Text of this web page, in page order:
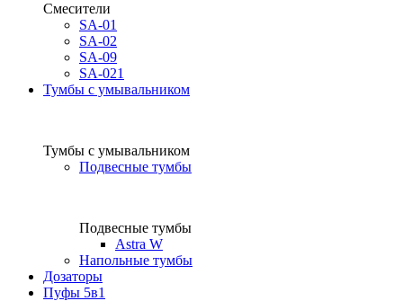
Смесители
SA-01
SA-02
SA-09
SA-021
Тумбы с умывальником
Тумбы с умывальником
Подвесные тумбы
Подвесные тумбы
Astra W
Напольные тумбы
Дозаторы
Пуфы 5в1